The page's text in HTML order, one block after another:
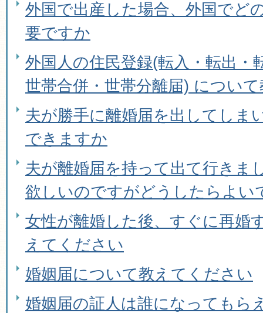
外国で出産した場合、外国でど
要ですか
外国人の住民登録(転入・転出・
世帯合併・世帯分離届) につい
夫が勝手に離婚届を出してしま
できますか
夫が離婚届を持って出て行きま
欲しいのですがどうしたらよい
女性が離婚した後、すぐに再婚
えてください
婚姻届について教えてください
婚姻届の証人は誰になってもら